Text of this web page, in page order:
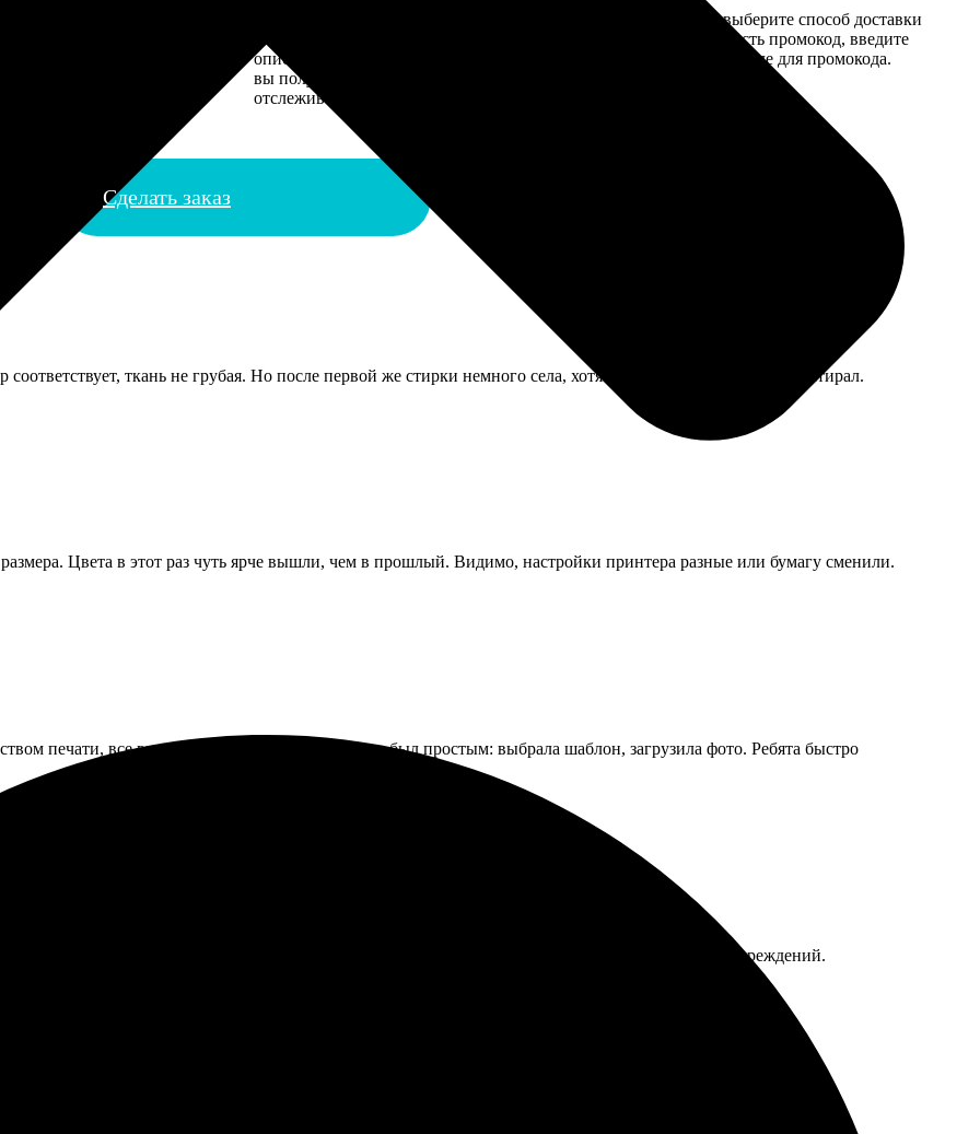
описанием заказа. Когда отправим заказ
вы получите письмо с трек-номером для
отслеживания.
Введите адрес и выберите способ доставки
заказа. Если у вас есть промокод, введите
его в специальное поле для промокода.
Сделать заказ
ткань не грубая. Но после первой же стирки немного села, хотя я вроде бы по инструкции стирал.
Цвета в этот раз чуть ярче вышли, чем в прошлый. Видимо, настройки принтера разные или бумагу сменили.
печати, все выполнено оперативно. Процесс был простым: выбрала шаблон, загрузила фото. Ребята быстро
процесс оформления простой. Очень удобно выбрать шаблон. Упаковали отлично, пришло без повреждений.